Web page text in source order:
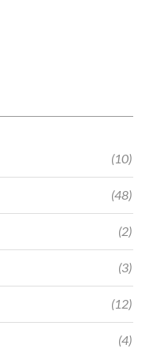
(10)
(48)
(2)
(3)
(12)
(4)